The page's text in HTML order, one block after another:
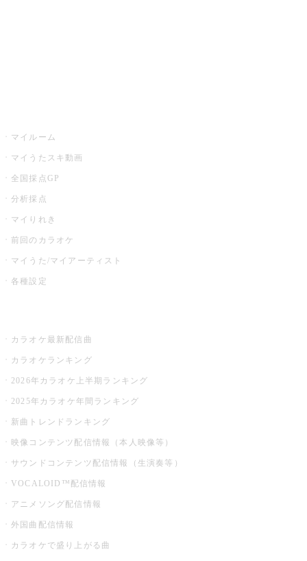
マイルーム
マイうたスキ動画
全国採点GP
分析採点
マイりれき
前回のカラオケ
マイうた/マイアーティスト
各種設定
カラオケ最新配信曲
カラオケランキング
2026年カラオケ上半期ランキング
2025年カラオケ年間ランキング
新曲トレンドランキング
映像コンテンツ配信情報（本人映像等）
サウンドコンテンツ配信情報（生演奏等）
VOCALOID™配信情報
アニメソング配信情報
外国曲配信情報
カラオケで盛り上がる曲